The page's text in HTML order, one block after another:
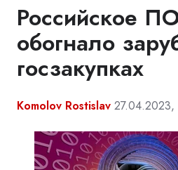
Российское
обогнало
госзакупках
Komolov Rostislav 27.04.2023,